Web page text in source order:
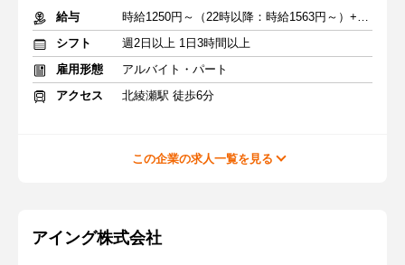
給与
時給1250円～（22時以降：時給1563円～）+交通費
シフト
週2日以上 1日3時間以上
雇用形態
アルバイト・パート
アクセス
北綾瀬駅 徒歩6分
この企業の求人一覧を見る
アイング株式会社